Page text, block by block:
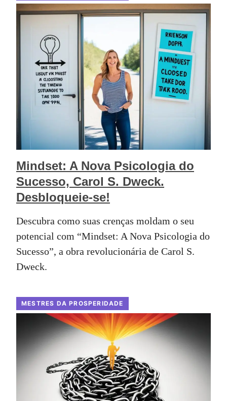
Mindset: A Nova Psicologia do
Sucesso, Carol S. Dweck.
Desbloqueie-se!
Descubra como suas crenças moldam o seu
potencial com “Mindset: A Nova Psicologia do
Sucesso”, a obra revolucionária de Carol S.
Dweck.
MESTRES DA PROSPERIDADE